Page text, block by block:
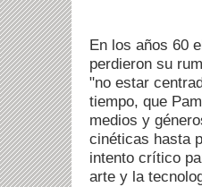
En los años 60
perdieron su
"no estar
tiempo, que
medios y
cinéticas hasta
intento crítico
arte y la